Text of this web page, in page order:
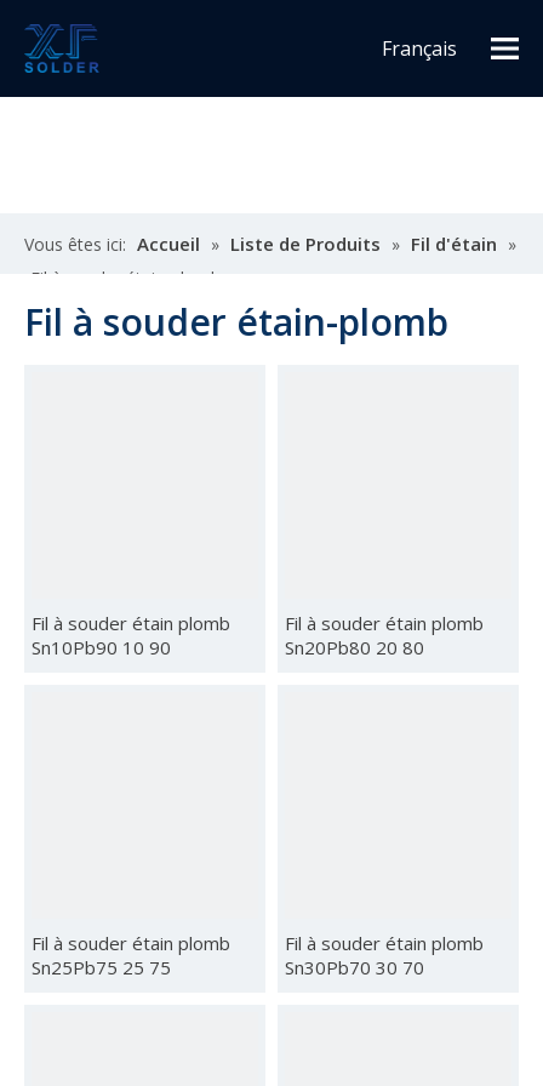
Français
Vous êtes ici: Accueil » Liste de Produits » Fil d'étain »
Fil à souder étain-plomb
Fil à souder étain-plomb
Fil à souder étain plomb
Sn10Pb90 10 90
Fil à souder étain plomb
Sn20Pb80 20 80
Fil à souder étain plomb
Sn25Pb75 25 75
Fil à souder étain plomb
Sn30Pb70 30 70